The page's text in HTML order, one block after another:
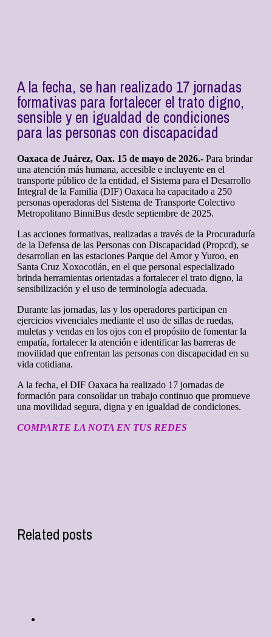
A la fecha, se han realizado 17 jornadas
formativas para fortalecer el trato digno,
sensible y en igualdad de condiciones
para las personas con discapacidad
Oaxaca de Juárez, Oax. 15 de mayo de 2026.- Para brindar
una atención más humana, accesible e incluyente en el
transporte público de la entidad, el Sistema para el Desarrollo
Integral de la Familia (DIF) Oaxaca ha capacitado a 250
personas operadoras del Sistema de Transporte Colectivo
Metropolitano BinniBus desde septiembre de 2025.
Las acciones formativas, realizadas a través de la Procuraduría
de la Defensa de las Personas con Discapacidad (Propcd), se
desarrollan en las estaciones Parque del Amor y Yuroo, en
Santa Cruz Xoxocotlán, en el que personal especializado
brinda herramientas orientadas a fortalecer el trato digno, la
sensibilización y el uso de terminología adecuada.
Durante las jornadas, las y los operadores participan en
ejercicios vivenciales mediante el uso de sillas de ruedas,
muletas y vendas en los ojos con el propósito de fomentar la
empatía, fortalecer la atención e identificar las barreras de
movilidad que enfrentan las personas con discapacidad en su
vida cotidiana.
A la fecha, el DIF Oaxaca ha realizado 17 jornadas de
formación para consolidar un trabajo continuo que promueve
una movilidad segura, digna y en igualdad de condiciones.
COMPARTE LA NOTA EN TUS REDES
Related posts